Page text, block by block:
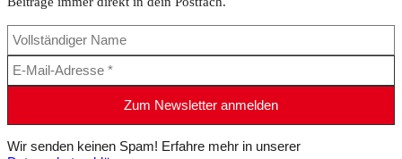
Wir senden keinen Spam! Erfahre mehr in unserer